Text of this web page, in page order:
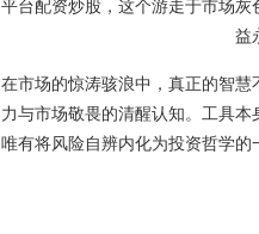
平台配资炒股，这个游走于市场
益
在市场的惊涛骇浪中，真正的智
力与市场敬畏的清醒认知。工具
唯有将风险自辨内化为投资哲学